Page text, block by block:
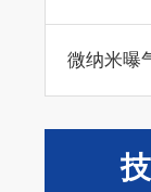
微纳米曝